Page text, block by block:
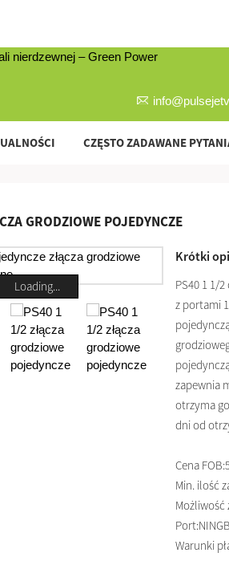
CZĘSTO ZADAWANE
GRODZIOWE POJEDYNCZE
Loading...
Krótki
PS40 1 1/
z portami
zapewnia
otrzyma
dni od
Cena FOB:
Min. ilość
Możliwość
Port:
Warunki